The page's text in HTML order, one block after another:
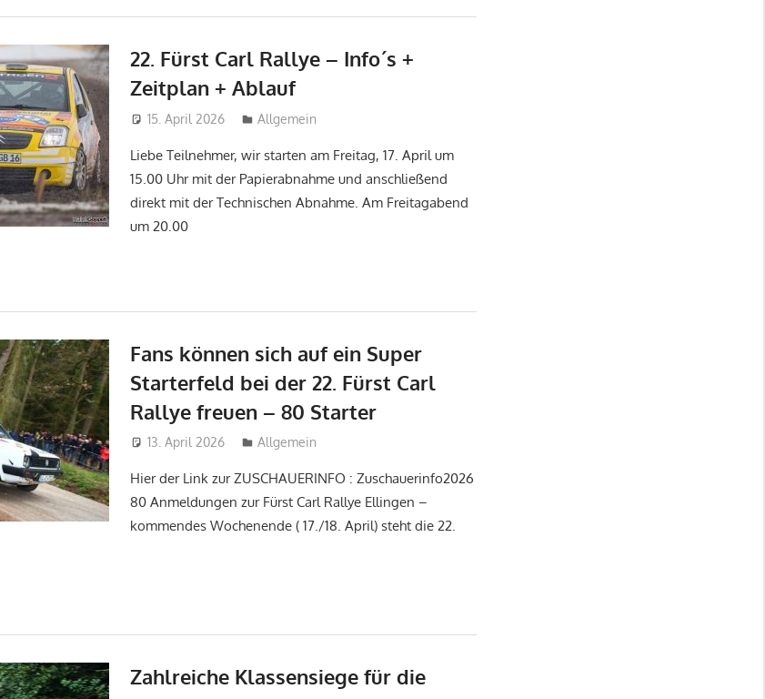
22. Fürst Carl Rallye – Info´s +
Zeitplan + Ablauf
15. April 2026 tobi
Allgemein
Liebe Teilnehmer, wir starten am Freitag, 17. April um
15.00 Uhr mit der Papierabnahme und anschließend
direkt mit der Technischen Abnahme. Am Freitagabend
um 20.00
Fans können sich auf ein Super
Starterfeld bei der 22. Fürst Carl
Rallye freuen – 80 Starter
13. April 2026 tobi
Allgemein
Hier der Link zur ZUSCHAUERINFO : Zuschauerinfo2026
80 Anmeldungen zur Fürst Carl Rallye Ellingen –
kommendes Wochenende ( 17./18. April) steht die 22.
Zahlreiche Klassensiege für die